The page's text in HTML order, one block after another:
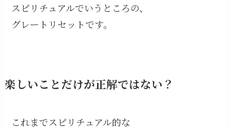
スピリチュアルでいうところの、
グレートリセットです。
楽しいことだけが正解ではない？
これまでスピリチュアル的な